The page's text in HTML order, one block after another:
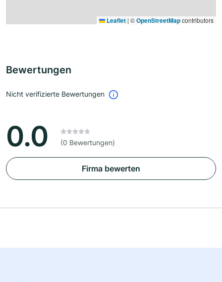
Leaflet | ©OpenStreetMapcontributors
Bewertungen
Nicht verifizierte Bewertungen
0.0 (0 Bewertungen)
Firma bewerten